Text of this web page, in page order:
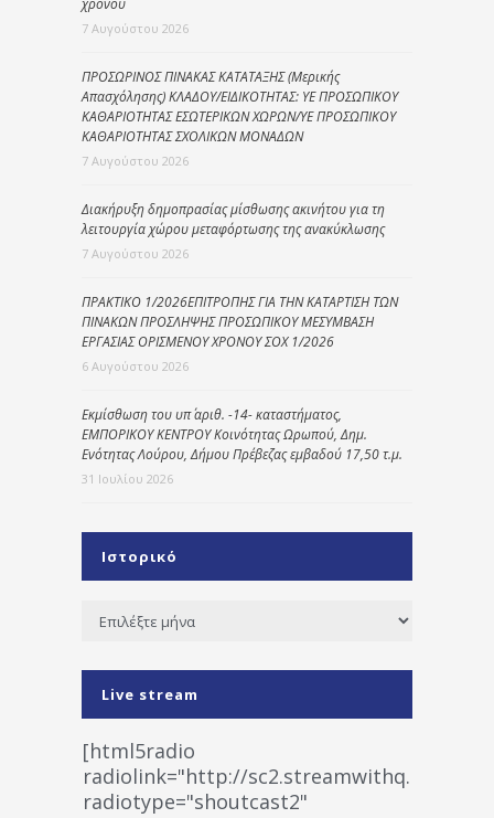
7 Αυγούστου 2026
ΠΡΟΣΩΡΙΝΟΣ ΠΙΝΑΚΑΣ ΚΑΤΑΤΑΞΗΣ (Μερικής
Απασχόλησης) ΚΛΑΔΟΥ/ΕΙΔΙΚΟΤΗΤΑΣ: ΥΕ ΠΡΟΣΩΠΙΚΟΥ
ΚΑΘΑΡΙΟΤΗΤΑΣ ΕΣΩΤΕΡΙΚΩΝ ΧΩΡΩΝ/ΥΕ ΠΡΟΣΩΠΙΚΟΥ
ΚΑΘΑΡΙΟΤΗΤΑΣ ΣΧΟΛΙΚΩΝ ΜΟΝΑΔΩΝ
7 Αυγούστου 2026
Διακήρυξη δημοπρασίας μίσθωσης ακινήτου για τη
λειτουργία χώρου μεταφόρτωσης της ανακύκλωσης
7 Αυγούστου 2026
ΠΡΑΚΤΙΚΟ 1/2026ΕΠΙΤΡΟΠΗΣ ΓΙΑ ΤΗΝ ΚΑΤΑΡΤΙΣΗ ΤΩΝ
ΠΙΝΑΚΩΝ ΠΡΟΣΛΗΨΗΣ ΠΡΟΣΩΠΙΚΟΥ ΜΕΣΥΜΒΑΣΗ
ΕΡΓΑΣΙΑΣ ΟΡΙΣΜΕΝΟΥ ΧΡΟΝΟΥ ΣΟΧ 1/2026
6 Αυγούστου 2026
Εκμίσθωση του υπ΄ αριθ. -14- καταστήματος,
ΕΜΠΟΡΙΚΟΥ ΚΕΝΤΡΟΥ Κοινότητας Ωρωπού, Δημ.
Ενότητας Λούρου, Δήμου Πρέβεζας εμβαδού 17,50 τ.μ.
31 Ιουλίου 2026
Ιστορικό
Ιστορικό
Live stream
[html5radio
radiolink="http://
radiotype="shoutcast2"